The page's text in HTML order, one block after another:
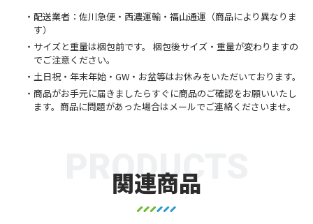
配送業者：佐川急便・西濃運輸・福山通運（商品により異なりま
す）
サイズと重量は梱包前です。 梱包後サイズ・重量が変わりますの
でご注意ください。
土日祝・年末年始・GW・お盆等はお休みをいただいております。
商品がお手元に届きましたらすぐに商品のご確認をお願いいたし
ます。商品に問題があった場合はメールでご連絡くださいませ。
関連商品
PRODUCTS